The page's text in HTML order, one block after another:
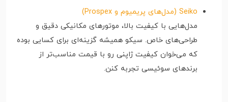
Seiko (مدل‌های پریمیوم و Prospex)
مدل‌هایی با کیفیت بالا، موتورهای مکانیکی دقیق و
طراحی‌های خاص. سیکو همیشه گزینه‌ای برای کسایی بوده
که می‌خوان کیفیت ژاپنی رو با قیمت مناسب‌تر از
برندهای سوئیسی تجربه کنن.